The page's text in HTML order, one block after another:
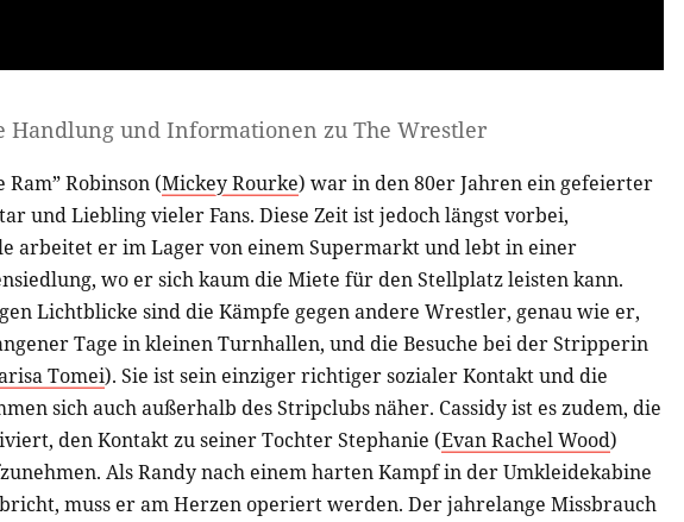
Handlung und Informationen zu The Wrestler
Ram” Robinson (Mickey Rourke) war in den 80er Jahren ein gefeierter
und Liebling vieler Fans. Diese Zeit ist jedoch längst vorbei,
arbeitet er im Lager von einem Supermarkt und lebt in einer
wo er sich kaum die Miete für den Stellplatz leisten kann.
Lichtblicke sind die Kämpfe gegen andere Wrestler, genau wie er,
Tage in kleinen Turnhallen, und die Besuche bei der Stripperin
Tomei). Sie ist sein einziger richtiger sozialer Kontakt und die
sich auch außerhalb des Stripclubs näher. Cassidy ist es zudem, die
den Kontakt zu seiner Tochter Stephanie (Evan Rachel Wood)
Als Randy nach einem harten Kampf in der Umkleidekabine
muss er am Herzen operiert werden. Der jahrelange Missbrauch